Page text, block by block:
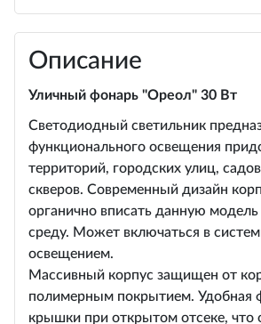
Описание
Уличный фонарь "Ореол" 30 Вт
Светодиодный светильник
функционального освещения
территорий, городских улиц,
скверов. Современный дизайн
органично вписать данную
среду. Может включаться в
освещением.
Массивный корпус защищен от
полимерным покрытием. Удобная
крышки при открытом отсеке, что